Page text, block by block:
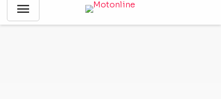
menu
Notícias -Roteiros e dicas de viagem no Paraná